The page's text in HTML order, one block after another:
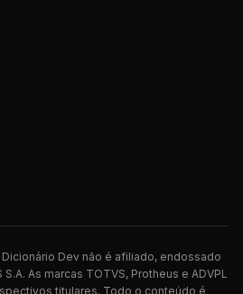
Dicionário Dev não é afiliado, endossado
As marcas TOTVS, Protheus e ADVPL
titulares. Todo o conteúdo é